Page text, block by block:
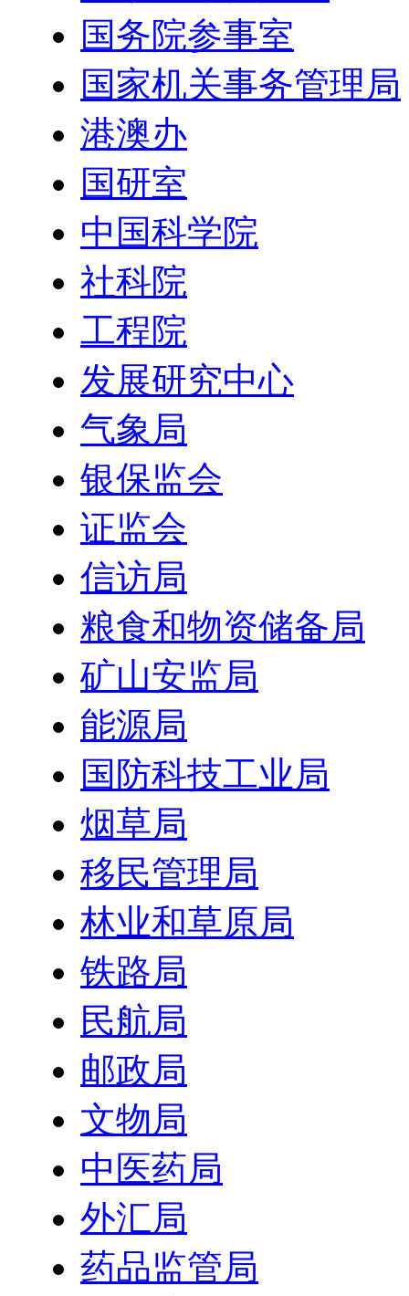
国务院参事室
国家机关事务管理局
港澳办
国研室
中国科学院
社科院
工程院
发展研究中心
气象局
银保监会
证监会
信访局
粮食和物资储备局
矿山安监局
能源局
国防科技工业局
烟草局
移民管理局
林业和草原局
铁路局
民航局
邮政局
文物局
中医药局
外汇局
药品监管局